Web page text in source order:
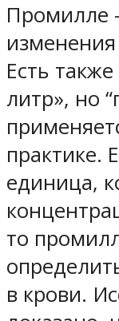
Промилле
Есть
литр», но
практике.
единица,
то
в крови.